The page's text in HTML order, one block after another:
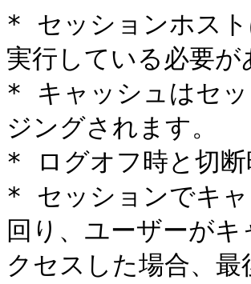
* セッションホス
実行している必要が
* キャッシュはセッ
ジングされます。
* ログオフ時と切断
* セッションでキャ
回り、ユーザーが
クセスした場合、